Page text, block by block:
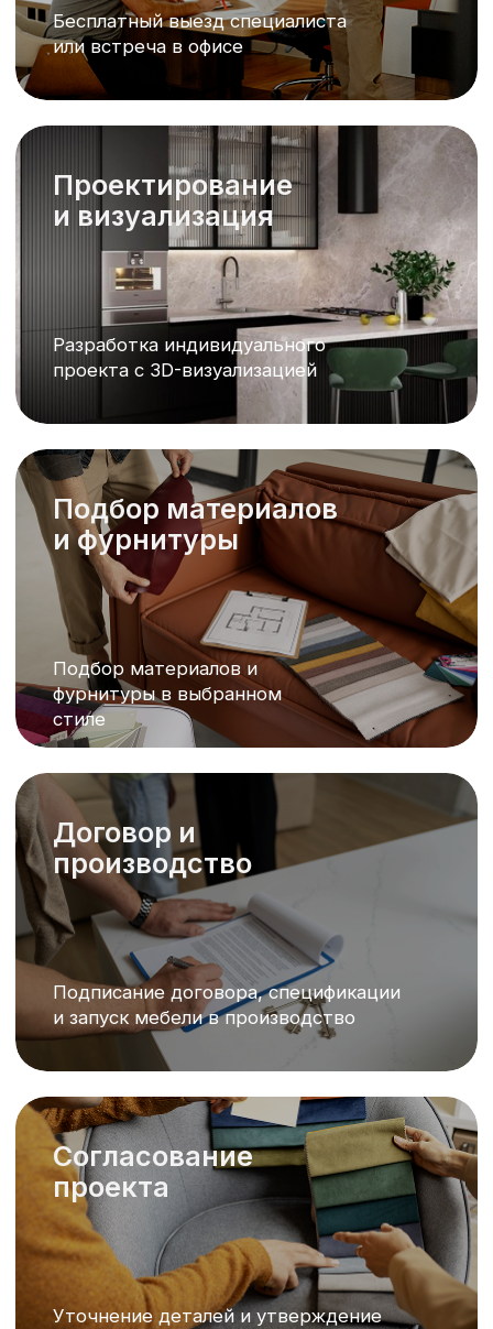
Современная
стоматология
Полный обзор проекта
современной
стоматологической клиники в
Кемерово
Внутренняя отделка дома 2025
Pinterest разрушает ваш ремонт
В новом выпуске подкаста
обсуждаем ожидание и
реальность в ремонте
Потребительский
экстремизм
Разбираем, как клиенты
злоупотребляют законом о
защите прав потребителей